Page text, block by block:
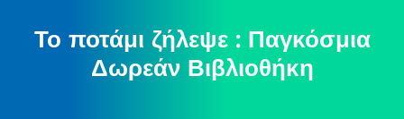
Το ποτάμι ζήλεψε : Παγκόσμια
Δωρεάν Βιβλιοθήκη